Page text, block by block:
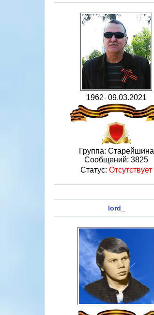
1962- 09.03.2021
Группа: Старейшина
Сообщений: 3825
Статус: Отсутствует
lord_